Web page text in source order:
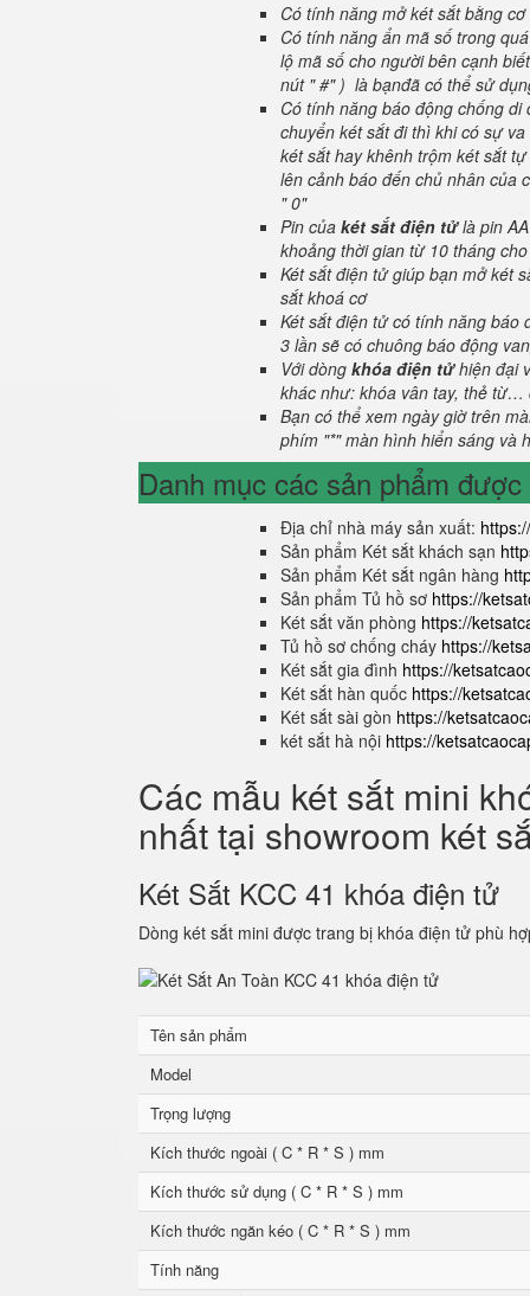
Có tính năng mở két sắt bằng
Có tính năng ẩn mã số trong
lộ mã số cho người bên cạnh
nút " #" ) là bạnđã có thể sử
Có tính năng báo động chống
chuyển két sắt đi thì khi có sự
két sắt hay khênh trộm két sắt
lên cảnh báo đến chủ nhân của
" 0"
Pin của két sắt điện tửlà pin
khoảng thời gian từ 10 tháng
Két sắt điện tử giúp bạn mở két
sắt khoá cơ
Két sắt điện tử có tính năng báo
3 lần sẽ có chuông báo động
Với dòng khóa điện tửhiện đại
khác như: khóa vân tay, thẻ từ…
Bạn có thể xem ngày giờ trên
phím "*" màn hình hiển sáng
Danh mục các sản phẩm
Địa chỉ nhà máy sản xuất:
Sản phẩm Két sắt khách sạn
Sản phẩm Két sắt ngân hàng
Sản phẩm Tủ hồ sơ https://
Két sắt văn phòng https://
Tủ hồ sơ chống cháy https://
Két sắt gia đình https://
Két sắt hàn quốc https://
Két sắt sài gòn https://
két sắt hà nội https://
Các mẫu két sắt mini
nhất tại showroom két
Két Sắt KCC 41 khóa điện tử
Dòng két sắt mini được trang bị khóa điện tử phù
Tên sản phẩm
Model
Trọng lượng
Kích thước ngoài ( C * R * S ) mm
Kích thước sử dụng ( C * R * S ) mm
Kích thước ngăn kéo ( C * R * S ) mm
Tính năng